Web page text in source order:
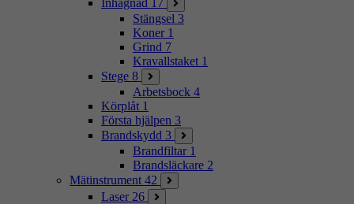
Inhägnad 17
Stängsel 3
Koner 1
Grind 7
Kravallstaket 1
Stege 8
Arbetsbock 4
Körplåt 1
Första hjälpen 3
Brandskydd 3
Brandfiltar 1
Brandsläckare 2
Mätinstrument 42
Laser 26